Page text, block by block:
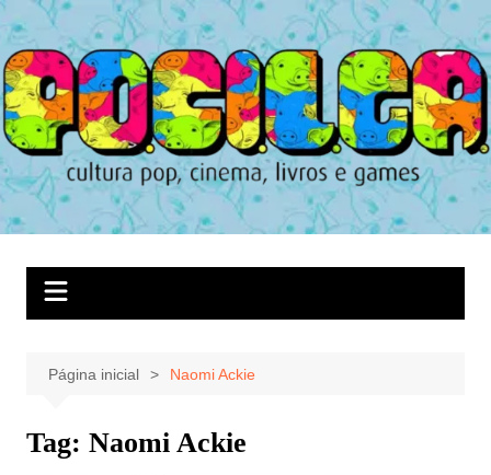
Ir
para
o
conteúdo
Página inicial Naomi Ackie
Tag: Naomi Ackie